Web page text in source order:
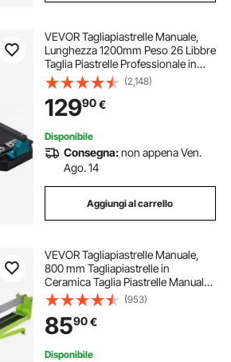
VEVOR Tagliapiastrelle Manuale,
Lunghezza 1200mm Peso 26 Libbre
Taglia Piastrelle Professionale in
Alluminio per Tagliare Tutti I Tipi di
Piastrelle, Comprese Piastrelle in
Ceramica, Gres Porcellanato
(2,148)
12990€
Disponibile
Consegna:non appena Ven.
Ago. 14
Aggiungi al carrello
VEVOR Tagliapiastrelle Manuale,
800 mm Tagliapiastrelle in
Ceramica Taglia Piastrelle Manuale
in Acciaio per Tagliare Tutti I Tipi di
Piastrelle, Comprese Piastrelle in
Ceramica, Gres Porcellanato
(953)
8590€
Disponibile